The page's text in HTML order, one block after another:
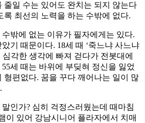
줄일 수는 있어도 완치는 되지 않는다
록 최선의 노력을 하는 수밖에 없다.
밖에 없는 이유가 필자에게는 있다.
기 때문이다. 18세 때 ‘죽느냐 사느냐
심각한 생각에 빠져 걷다가 전봇대에
세 때는 바위에 부딪혀 정신을 잃었
형편없다. 꿈을 꾸다 깨어나는 일이 많
인가? 심히 걱정스러웠는데 때마침
이 있어 강남시니어 플라자에서 치매